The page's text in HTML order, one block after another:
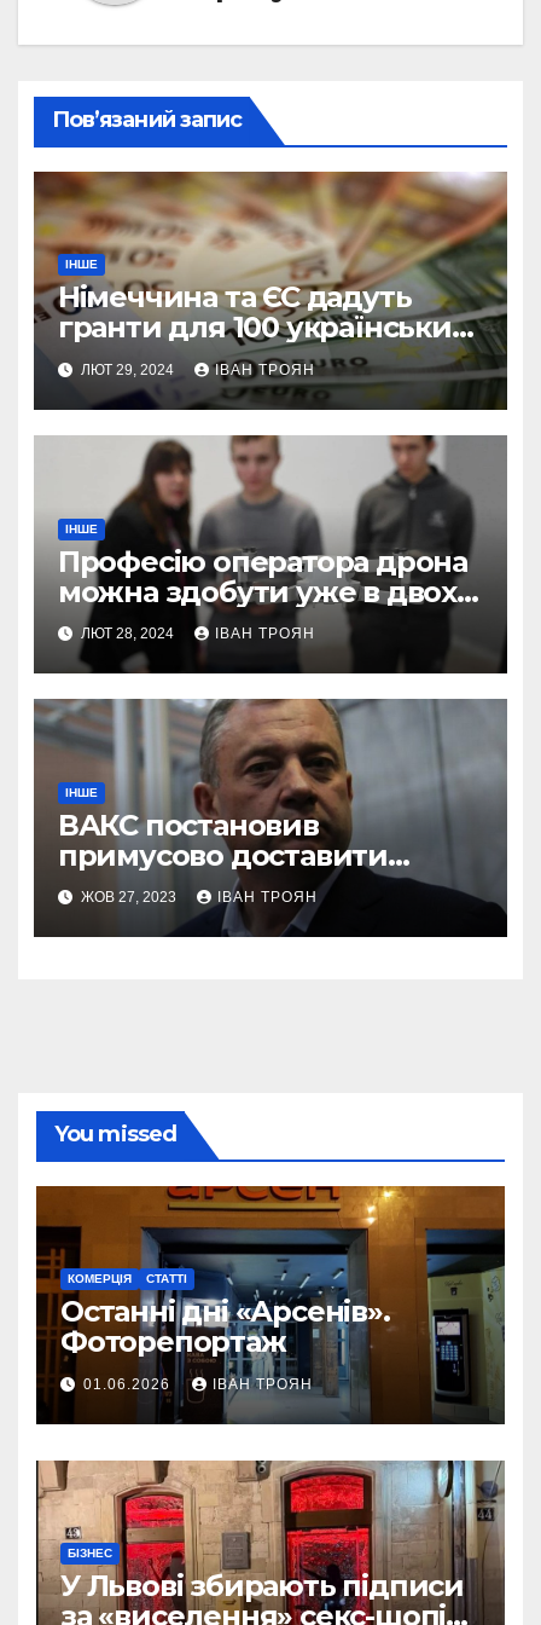
Пов’язаний запис
ІНШЕ
Німеччина та ЄС дадуть
гранти для 100 українських
підприємств
ЛЮТ 29, 2024 ІВАН ТРОЯН
ІНШЕ
Професію оператора дрона
можна здобути уже в двох
профтехах Львівщини
ЛЮТ 28, 2024 ІВАН ТРОЯН
ІНШЕ
ВАКС постановив
примусово доставити
Дубневича до суду
ЖОВ 27, 2023 ІВАН ТРОЯН
You missed
КОМЕРЦІЯ СТАТТІ
Останні дні «Арсенів».
Фоторепортаж
01.06.2026 ІВАН ТРОЯН
БІЗНЕС
У Львові збирають підписи
за «виселення» секс-шопів